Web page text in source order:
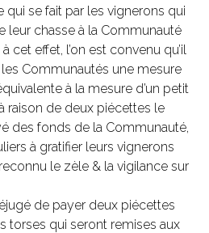
se fait par les vignerons qui
leur chasse à la Communauté
cet effet, l’on est convenu qu’il
Communautés une mesure
à la mesure d’un petit
raison de deux piécettes le
des fonds de la Communauté,
à gratifier leurs vignerons
le zèle & la vigilance sur
de payer deux piécettes
torses qui seront remises aux